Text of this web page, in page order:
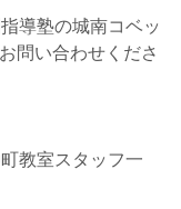
導塾の城南コベッ
問い合わせくださ
教室スタッフ一